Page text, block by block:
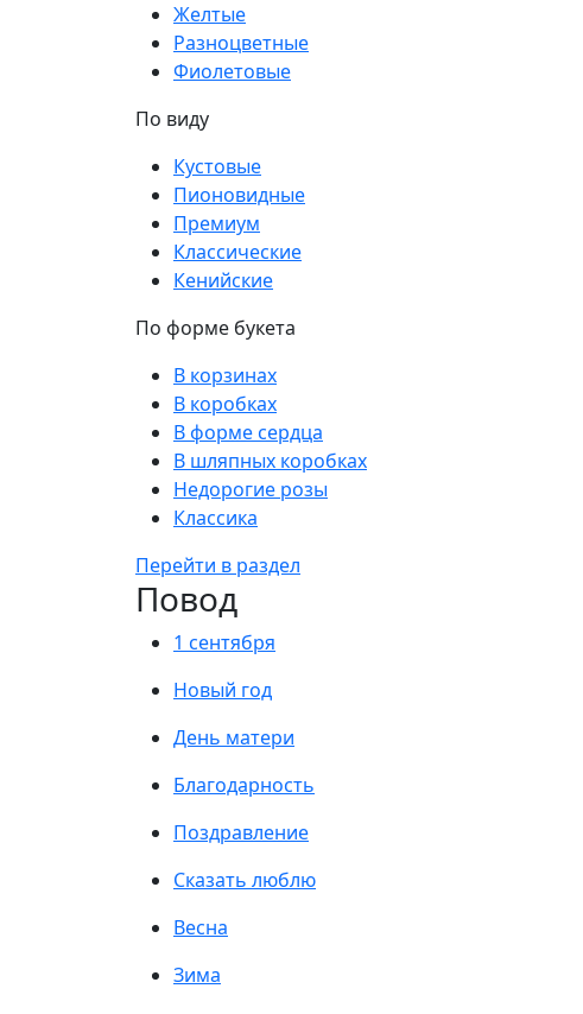
Желтые
Разноцветные
Фиолетовые
По виду
Кустовые
Пионовидные
Премиум
Классические
Кенийские
По форме букета
В корзинах
В коробках
В форме сердца
В шляпных коробках
Недорогие розы
Классика
Перейти в раздел
Повод
1 сентября
Новый год
День матери
Благодарность
Поздравление
Сказать люблю
Весна
Зима